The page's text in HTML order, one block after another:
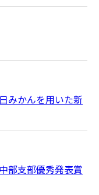
みかんを用いた新
部支部優秀発表賞